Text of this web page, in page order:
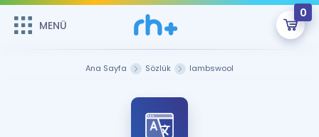
MENÜ
0
Sepetin Şu An Boş.
Remzi Hoca ile seni sınava hazırlayacak onlarca eğitim seni
MENÜ
Ana Sayfa Sözlük lambswool